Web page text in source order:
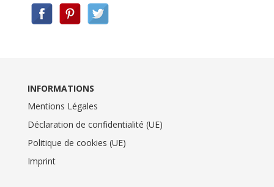
INFORMATIONS
Mentions Légales
Déclaration de confidentialité (UE)
Politique de cookies (UE)
Imprint